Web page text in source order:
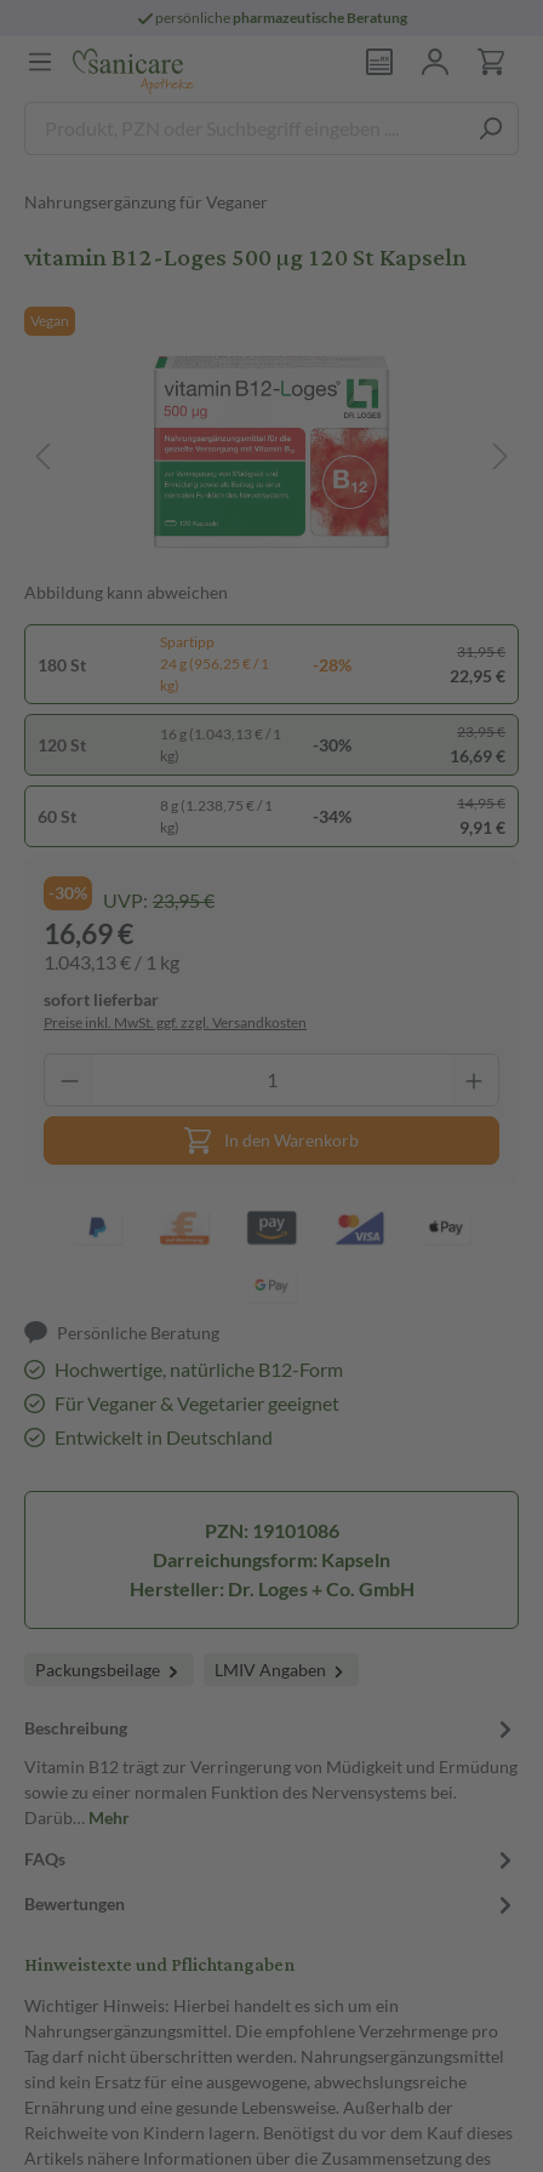
persönliche pharmazeutische Beratung
Nahrungsergänzung für Veganer
vitamin B12-Loges 500 µg 120 St Kapseln
Vegan
Abbildung kann abweichen
180 St
Spartipp
24 g (956,25 € / 1
kg)
-28%
31,95 €
22,95 €
120 St
16 g (1.043,13 € / 1
kg)
-30%
23,95 €
16,69 €
60 St
8 g (1.238,75 € / 1
kg)
-34%
14,95 €
9,91 €
-30% UVP: 23,95 €
16,69 €
1.043,13 € / 1 kg
sofort lieferbar
Preise inkl. MwSt. ggf. zzgl. Versandkosten
In den Warenkorb
Persönliche Beratung
Hochwertige, natürliche B12-Form
Für Veganer & Vegetarier geeignet
Entwickelt in Deutschland
PZN: 19101086
Darreichungsform: Kapseln
Hersteller: Dr. Loges + Co. GmbH
Packungsbeilage LMIV Angaben
Beschreibung
Vitamin B12 trägt zur Verringerung von Müdigkeit und Ermüdung
sowie zu einer normalen Funktion des Nervensystems bei.
Darüb… Mehr
FAQs
Bewertungen
Hinweistexte und Pflichtangaben
Wichtiger Hinweis: Hierbei handelt es sich um ein
Nahrungsergänzungsmittel. Die empfohlene Verzehrmenge pro
Tag darf nicht überschritten werden. Nahrungsergänzungsmittel
sind kein Ersatz für eine ausgewogene, abwechslungsreiche
Ernährung und eine gesunde Lebensweise. Außerhalb der
Reichweite von Kindern lagern. Benötigst du vor dem Kauf dieses
Artikels nähere Informationen über die Zusammensetzung des